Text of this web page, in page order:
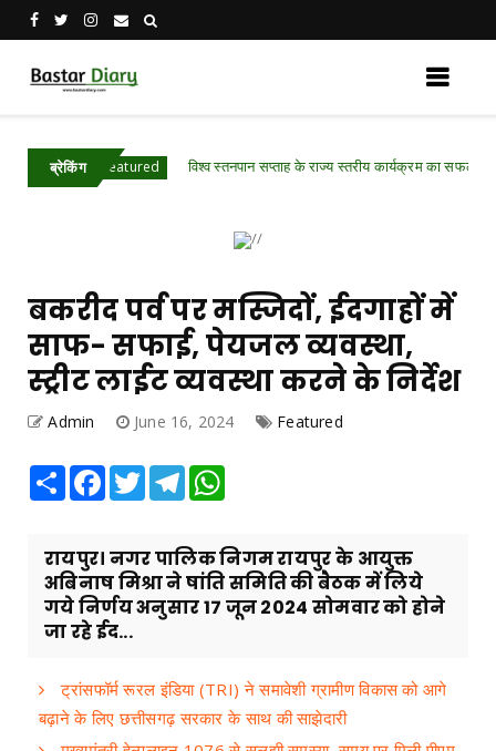
ब्रेकिंग
.Featured विश्व स्तनपान सप्ताह के राज्य स्तरीय कार्यक्रम का सफल आयोजन,
बकरीद पर्व पर मस्जिदों, ईदगाहों में
साफ- सफाई, पेयजल व्यवस्था,
स्ट्रीट लाईट व्यवस्था करने के निर्देश
Admin June 16, 2024 Featured
Share Facebook
TwitterTelegram
रायपुर। नगर पालिक निगम रायपुर के आयुक्त
अबिनाष मिश्रा ने षांति समिति की बैठक में लिये
गये निर्णय अनुसार 17 जून 2024 सोमवार को होने
जा रहे ईद...
ट्रांसफॉर्म रूरल इंडिया (TRI) ने समावेशी ग्रामीण विकास को आगे
बढ़ाने के लिए छत्तीसगढ़ सरकार के साथ की साझेदारी